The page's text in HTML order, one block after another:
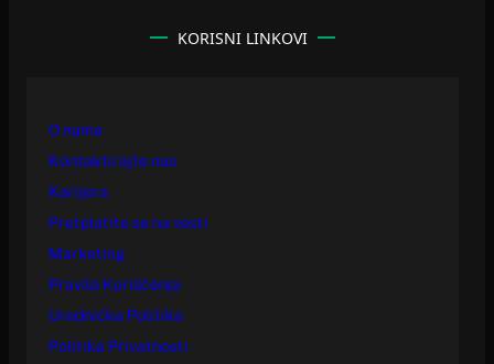
KORISNI LINKOVI
O nama
Kontaktirajte nas
Karijera
Pretplatite se na vesti
Marketing
Pravila Korišćenja
Urednička Politika
Politika Privatnosti